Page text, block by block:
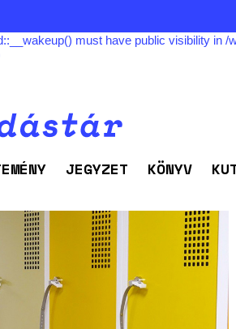
must have public visibility
JEGYZET KÖNYV